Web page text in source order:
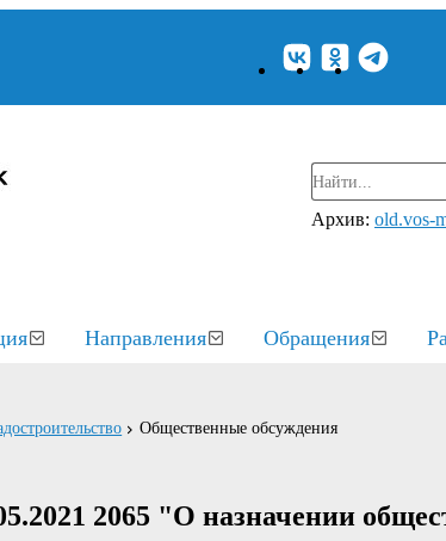
Архив: old.vos-
Направления Обращения
Общественные обсуждения
2065 "О назначении